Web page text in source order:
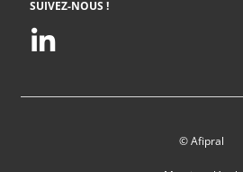
SUIVEZ-NOUS !
© Afipral